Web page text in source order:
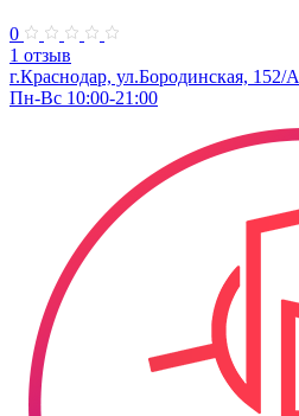
0
1 отзыв
г.Краснодар, ул.​Бородинская, 152/А
Пн-Вс 10:00-21:00